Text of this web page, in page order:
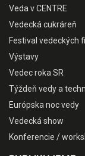
Veda v CENTRE
Vedecká cukráreň
Festival vedeckých
Výstavy
Vedec roka SR
Týždeň vedy a
Európska noc vedy
Vedecká show
Konferencie /